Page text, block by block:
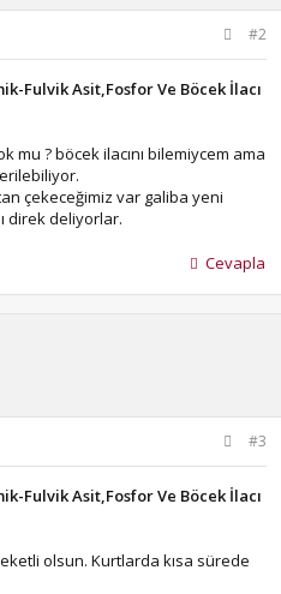
#2
Fulvik Asit,Fosfor Ve Böcek İlacı
mu ? böcek ilacını bilemiycem ama
çekeceğimiz var galiba yeni
direk deliyorlar.
Cevapla
#3
Fulvik Asit,Fosfor Ve Böcek İlacı
olsun. Kurtlarda kısa sürede